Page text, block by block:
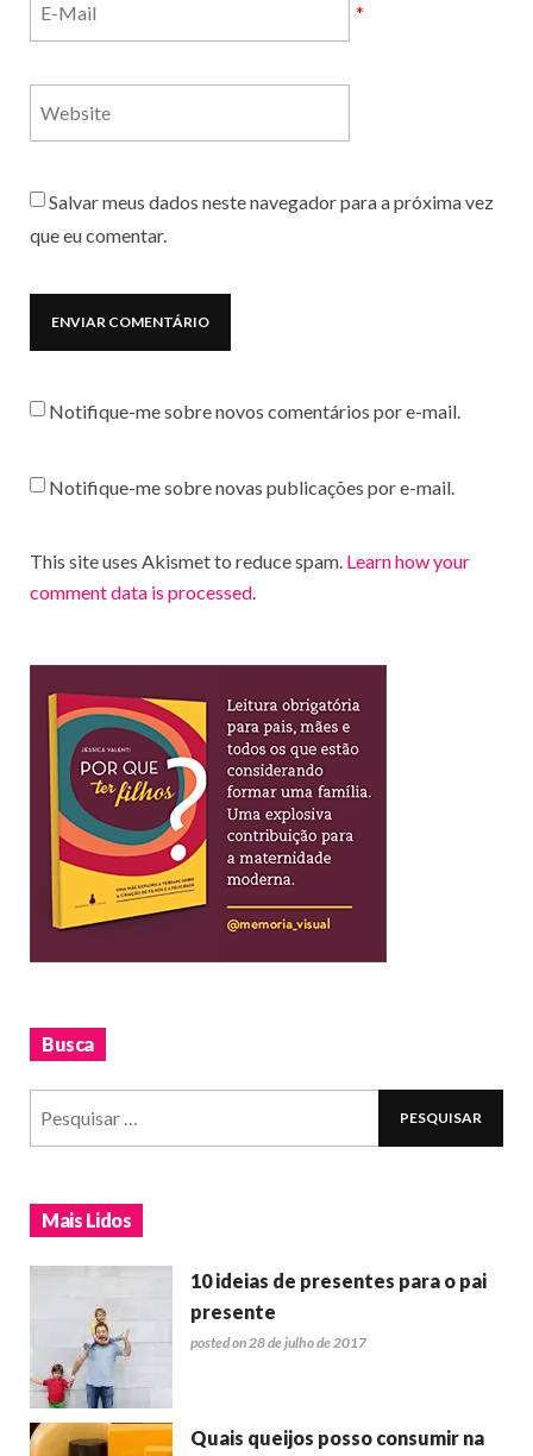
*
Salvar meus dados neste navegador para a próxima vez
que eu comentar.
Notifique-me sobre novos comentários por e-mail.
Notifique-me sobre novas publicações por e-mail.
This site uses Akismet to reduce spam. Learn how your
comment data is processed.
Busca
Mais Lidos
10 ideias de presentes para o pai
presente
posted on 28 de julho de 2017
Quais queijos posso consumir na